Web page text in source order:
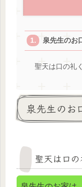
泉先生のお
聖天は口の礼
泉先生のお
聖天は口